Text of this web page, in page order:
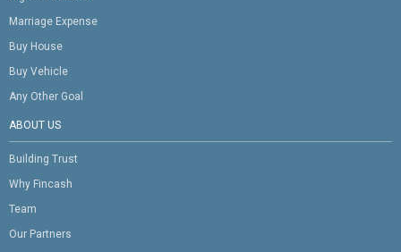
Marriage Expense
Buy House
Buy Vehicle
Any Other Goal
ABOUT US
Building Trust
Why Fincash
Team
Our Partners